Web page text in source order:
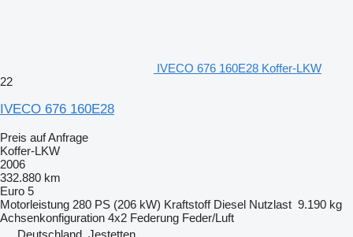
IVECO 676 160E28 Koffer-LKW
22
IVECO 676 160E28
Preis auf Anfrage
Koffer-LKW
2006
332.880 km
Euro 5
Motorleistung 280 PS (206 kW) Kraftstoff Diesel Nutzlast 9.190 kg
Achsenkonfiguration 4x2 Federung Feder/Luft
Deutschland, Jestetten